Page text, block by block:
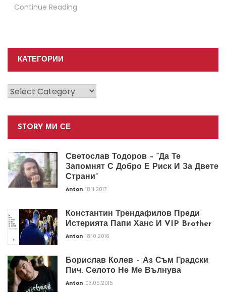
Continue Reading
КАТЕГОРИИ
Категории
STORY МИ СЕ
Светослав Тодоров – “Да Те
Запомнят С Добро Е Риск И За Двете
Страни”
Anton 18.11.2017
Константин Трендафилов Преди
Истерията Папи Ханс И VIP Brother
Anton 18.10.2016
Борислав Колев – Аз Съм Градски
Пич. Селото Не Ме Вълнува
Anton 03.05.2015